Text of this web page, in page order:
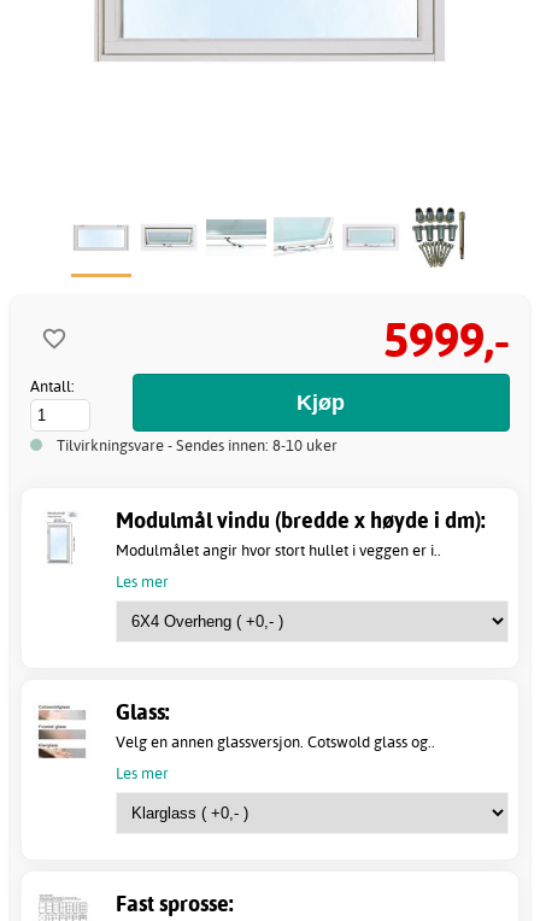
5999,-
Antall:
Tilvirkningsvare - Sendes innen: 8-10 uker
Modulmål vindu (bredde x høyde i dm):
Modulmålet angir hvor stort hullet i veggen er i..
Les mer
Glass:
Velg en annen glassversjon. Cotswold glass og..
Les mer
Fast sprosse: